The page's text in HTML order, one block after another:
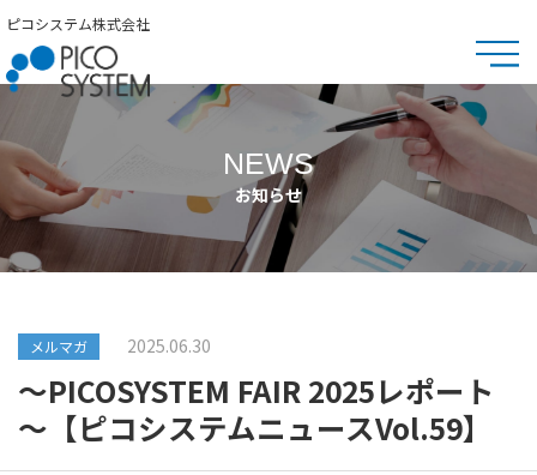
ピコシステム株式会社
NEWS
お知らせ
メルマガ 2025.06.30
～PICOSYSTEM FAIR 2025レポート
～【ピコシステムニュースVol.59】